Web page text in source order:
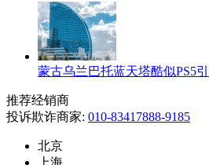
蒙古乌兰巴托蓝天塔酷似PS5
推荐经销商
投诉欺诈商家: 010-83417888-9185
北京
上海